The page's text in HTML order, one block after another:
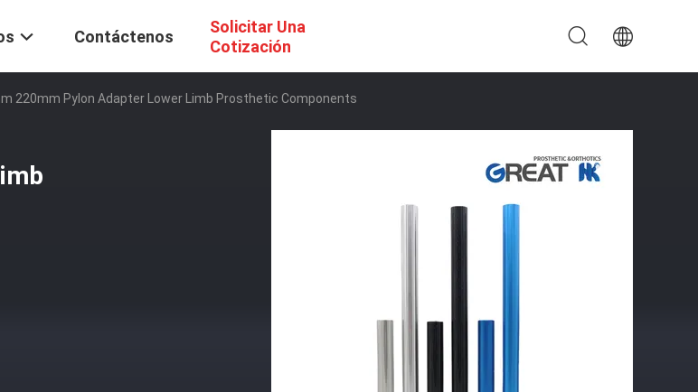
Contáctenos
Solicitar Una
Cotización
220mm Pylon Adapter Lower Limb Prosthetic Components